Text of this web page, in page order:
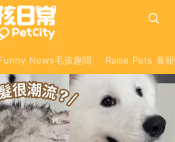
News毛孩趣聞 Raise Pets 養